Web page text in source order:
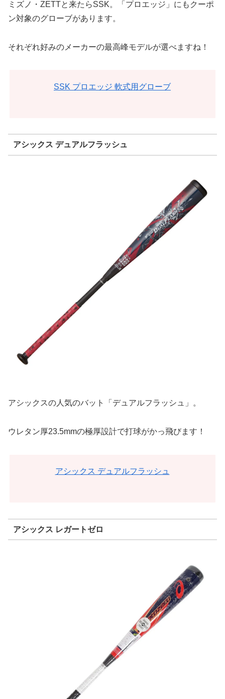
ミズノ・ZETTと来たらSSK。「プロエッジ」にもクーポ
ン対象のグローブがあります。
それぞれ好みのメーカーの最高峰モデルが選べますね！
SSK プロエッジ 軟式用グローブ
アシックス デュアルフラッシュ
アシックスの人気のバット「デュアルフラッシュ」。
ウレタン厚23.5mmの極厚設計で打球がかっ飛びます！
アシックス デュアルフラッシュ
アシックス レガートゼロ